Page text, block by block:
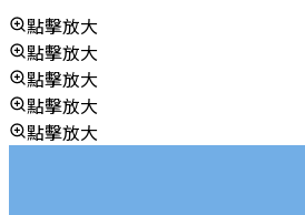
點擊放大
點擊放大
點擊放大
點擊放大
點擊放大